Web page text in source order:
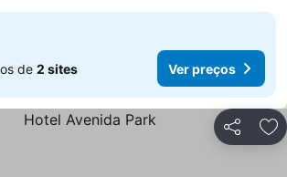
de 2 sites Ver preços
Partilhar